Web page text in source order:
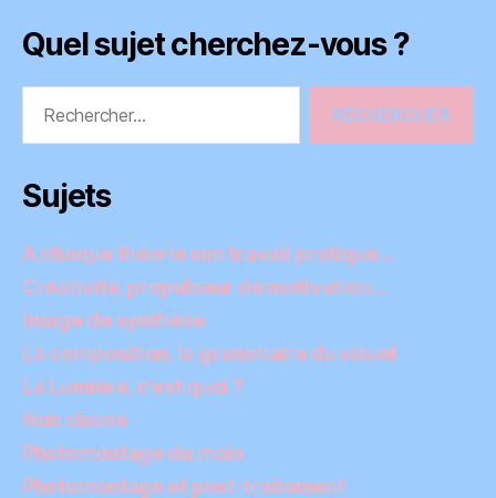
Quel sujet cherchez-vous ?
Sujets
A chaque théorie son travail pratique…
Créativité, propulseur de motivation…
Image de synthèse
La composition, la grammaire du visuel
La Lumière, c'est quoi ?
Non classé
Photomontage du mois
Photomontage et post-traitement